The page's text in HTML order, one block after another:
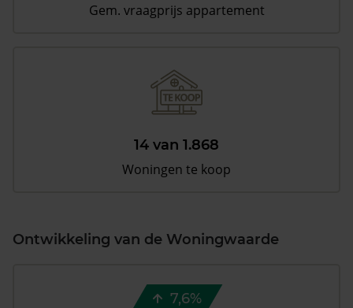
Gem. vraagprijs appartement
14 van 1.868
Woningen te koop
Ontwikkeling van de Woningwaarde
7,6%